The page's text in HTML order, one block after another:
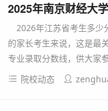
2025年南京财经大
2026年江苏省考生多少
的家长考生来说，这是最
专业录取分数线，供大家
院校动态